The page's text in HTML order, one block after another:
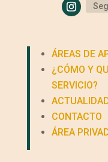
ÁREAS DE
¿CÓMO Y
SERVICIO?
CONTACTO
ÁREA